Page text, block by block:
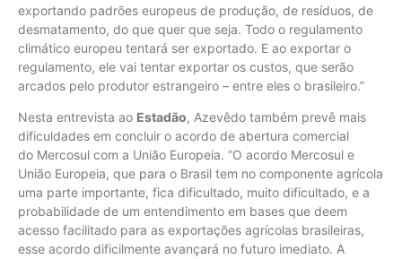
exportando padrões europeus de produção, de resíduos, de
desmatamento, do que quer que seja. Todo o regulamento
climático europeu tentará ser exportado. E ao exportar o
regulamento, ele vai tentar exportar os custos, que serão
arcados pelo produtor estrangeiro – entre eles o brasileiro.”
Nesta entrevista ao Estadão, Azevêdo também prevê mais
dificuldades em concluir o acordo de abertura comercial
do Mercosul com a União Europeia. “O acordo Mercosul e
União Europeia, que para o Brasil tem no componente agrícola
uma parte importante, fica dificultado, muito dificultado, e a
probabilidade de um entendimento em bases que deem
acesso facilitado para as exportações agrícolas brasileiras,
esse acordo dificilmente avançará no futuro imediato. A